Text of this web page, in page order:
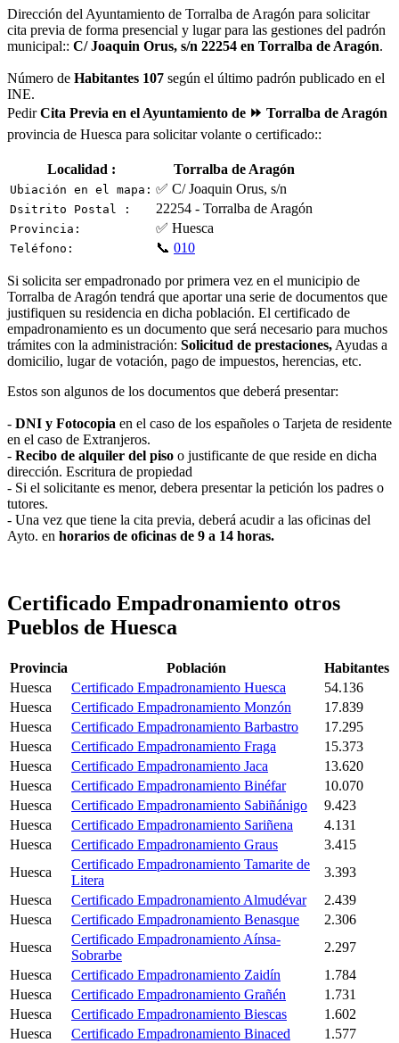
Dirección del Ayuntamiento de Torralba de Aragón para solicitar
cita previa de forma presencial y lugar para las gestiones del padrón
municipal:: C/ Joaquin Orus, s/n 22254 en Torralba de Aragón.
Número de Habitantes 107 según el último padrón publicado en el
INE.
PedirCita Previa en el Ayuntamiento de ⏩ Torralba de Aragón
provincia de Huesca para solicitar volante o certificado::
Localidad : Torralba de Aragón
Ubiación en el mapa: ✅ C/ Joaquin Orus, s/n
Dsitrito Postal : 22254 - Torralba de Aragón
Provincia: ✅ Huesca
Teléfono: 📞 010
Si solicita ser empadronado por primera vez en el municipio de
Torralba de Aragón tendrá que aportar una serie de documentos que
justifiquen su residencia en dicha población. El certificado de
empadronamiento es un documento que será necesario para muchos
trámites con la administración: Solicitud de prestaciones, Ayudas a
domicilio, lugar de votación, pago de impuestos, herencias, etc.
Estos son algunos de los documentos que deberá presentar:
- DNI y Fotocopia en el caso de los españoles o Tarjeta de residente
en el caso de Extranjeros.
- Recibo de alquiler del piso o justificante de que reside en dicha
dirección. Escritura de propiedad
- Si el solicitante es menor, debera presentar la petición los padres o
tutores.
- Una vez que tiene la cita previa, deberá acudir a las oficinas del
Ayto. en horarios de oficinas de 9 a 14 horas.
Certificado Empadronamiento otros
Pueblos de Huesca
Provincia Población
Habitantes
Huesca
Certificado Empadronamiento Huesca
54.136
Huesca
Certificado Empadronamiento Monzón
17.839
Huesca
Certificado Empadronamiento Barbastro
17.295
Huesca
Certificado Empadronamiento Fraga
15.373
Huesca
Certificado Empadronamiento Jaca
13.620
Huesca
Certificado Empadronamiento Binéfar
10.070
Huesca
Certificado Empadronamiento Sabiñánigo
9.423
Huesca
Certificado Empadronamiento Sariñena
4.131
Huesca
Certificado Empadronamiento Graus
3.415
Huesca
Certificado Empadronamiento Tamarite de
Litera
3.393
Huesca
Certificado Empadronamiento Almudévar
2.439
Huesca
Certificado Empadronamiento Benasque
2.306
Huesca
Certificado Empadronamiento Aínsa-
Sobrarbe
2.297
Huesca
Certificado Empadronamiento Zaidín
1.784
Huesca
Certificado Empadronamiento Grañén
1.731
Huesca
Certificado Empadronamiento Biescas
1.602
Huesca
Certificado Empadronamiento Binaced 1.577